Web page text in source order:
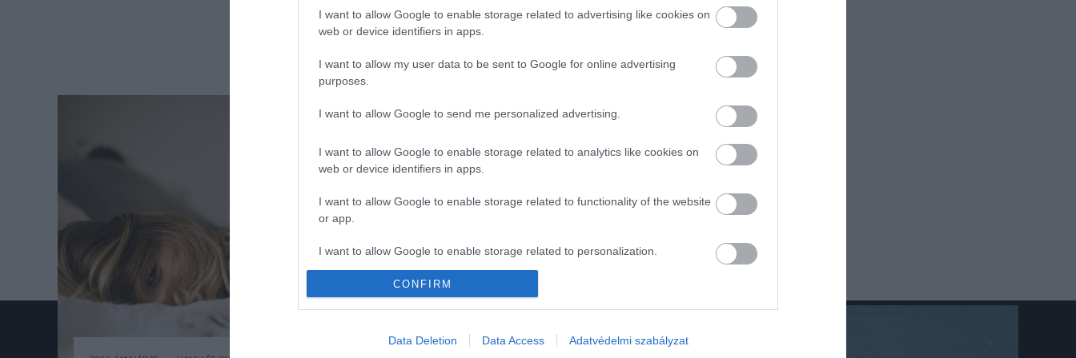
I want to allow Google to enable storage related to advertising like cookies on
web or device identifiers in apps.
I want to allow my user data to be sent to Google for online advertising
purposes.
I want to allow Google to send me personalized advertising.
I want to allow Google to enable storage related to analytics like cookies on
web or device identifiers in apps.
I want to allow Google to enable storage related to functionality of the website
or app.
I want to allow Google to enable storage related to personalization.
I want to allow Google to enable storage related to security, including
CONFIRM
Data Deletion Data Access Adatvédelmi szabályzat